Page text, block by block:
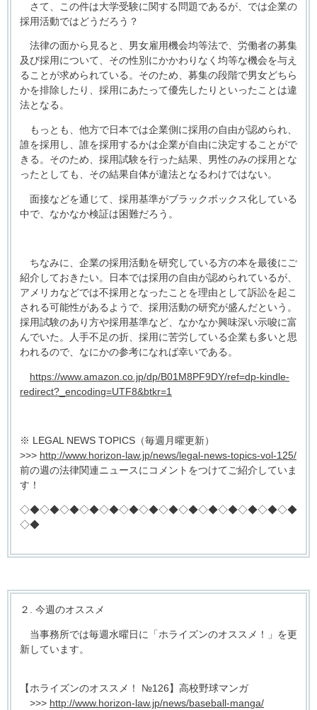
さて、この件は大学受験に関する問題であるが、では企業の
採用活動ではどうだろう？
法律の面から見ると、男女雇用機会均等法で、労働者の募集
及び採用について、その性別にかかわりなく均等な機会を与え
ることが求められている。そのため、募集の段階で男女どちら
かを排除したり、採用にあたって優先したりといったことは違
法となる。
もっとも、他方で日本では企業側に採用の自由が認められ、
誰を採用し、誰を採用するかは企業が自由に決定することがで
きる。そのため、採用試験を行った結果、男性のみの採用とな
ったとしても、その結果自体が違法となるわけではない。
面接などを通じて、採用基準がブラックボックス化している
中で、なかなか検証は困難だろう。
ちなみに、企業の採用活動を研究している方の本を最後にご
紹介しておきたい。日本では採用の自由が認められているが、
アメリカなどでは不採用となったことを理由として訴訟を起こ
される可能性があるようで、採用活動の研究が盛んだという。
採用試験のあり方や採用基準など、なかなか興味深い示唆に富
んでいた。人手不足の折、採用に苦労している企業も多いと思
われるので、なにかの参考になれば幸いである。
https://www.amazon.co.jp/dp/B01M8PF9DY/ref=dp-kindle-
redirect?_encoding=UTF8&btkr=1
※ LEGAL NEWS TOPICS（毎週月曜更新）
>>> http://www.horizon-law.jp/news/legal-news-topics-vol-125/
前の週の法律関連ニュースにコメントをつけてご紹介していま
す！
◇◆◇◆◇◆◇◆◇◆◇◆◇◆◇◆◇◆◇◆◇◆◇◆◇◆◇◆
◇◆
２. 今週のオススメ
当事務所では毎週水曜日に「ホライズンのオススメ！」を更
新しています。
【ホライズンのオススメ！ №126】高校野球マンガ
>>> http://www.horizon-law.jp/news/baseball-manga/